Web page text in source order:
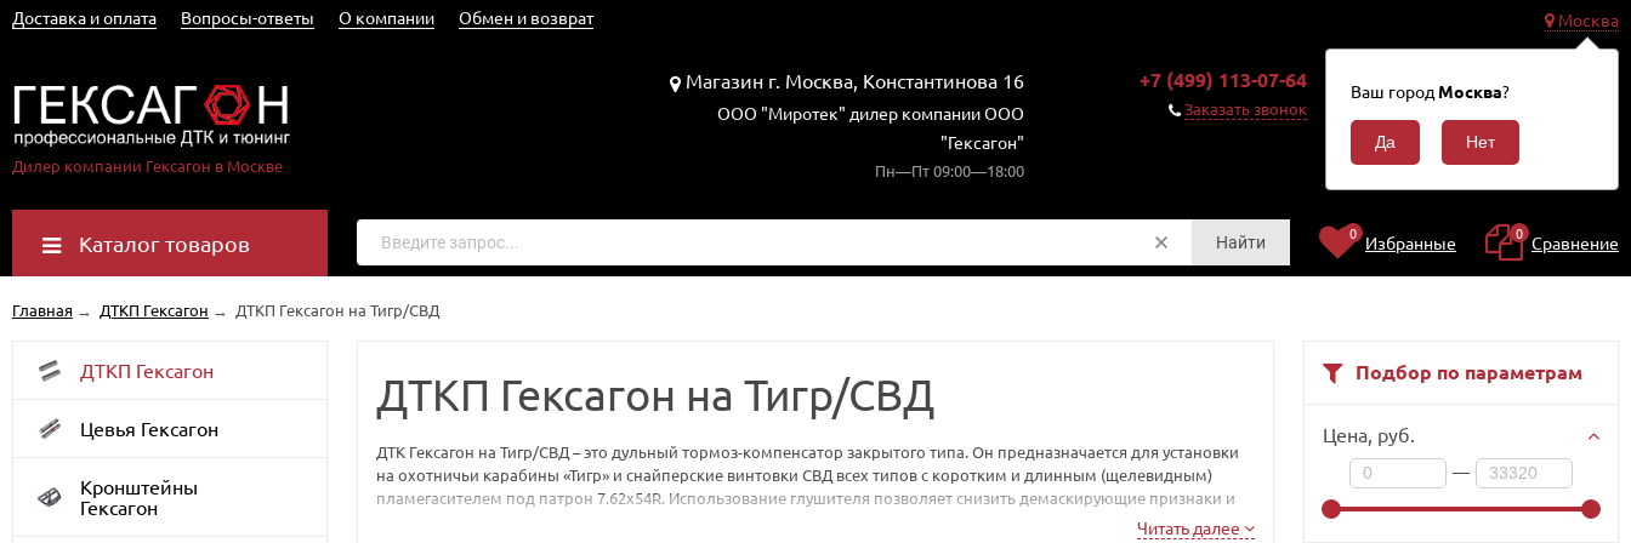
Москва
Ваш город Москва?
Доставка и оплата Вопросы-ответы О компании Обмен и возврат
Дилер компании Гексагон в Москве
Магазин г. Москва, Константинова 16
ООО "Миротек" дилер компании ООО
"Гексагон"
Пн—Пт 09:00—18:00
+7 (499) 113-07-64
Заказать звонок
Корзина
Каталог товаров Найти 0 Избранные 0 Сравнение
Главная → ДТКП Гексагон → ДТКП Гексагон на Тигр/СВД
Подбор по параметрам
Цена, руб.
—
ДТКП Гексагон
Цевья Гексагон
Кронштейны
Гексагон
ДТКП Гексагон на Тигр/СВД
ДТК Гексагон на Тигр/СВД – это дульный тормоз-компенсатор закрытого типа. Он предназначается для установки
на охотничьи карабины «Тигр» и снайперские винтовки СВД всех типов с коротким и длинным (щелевидным)
пламегасителем под патрон 7.62х54R. Использование глушителя позволяет снизить демаскирующие признаки и
Читать далее